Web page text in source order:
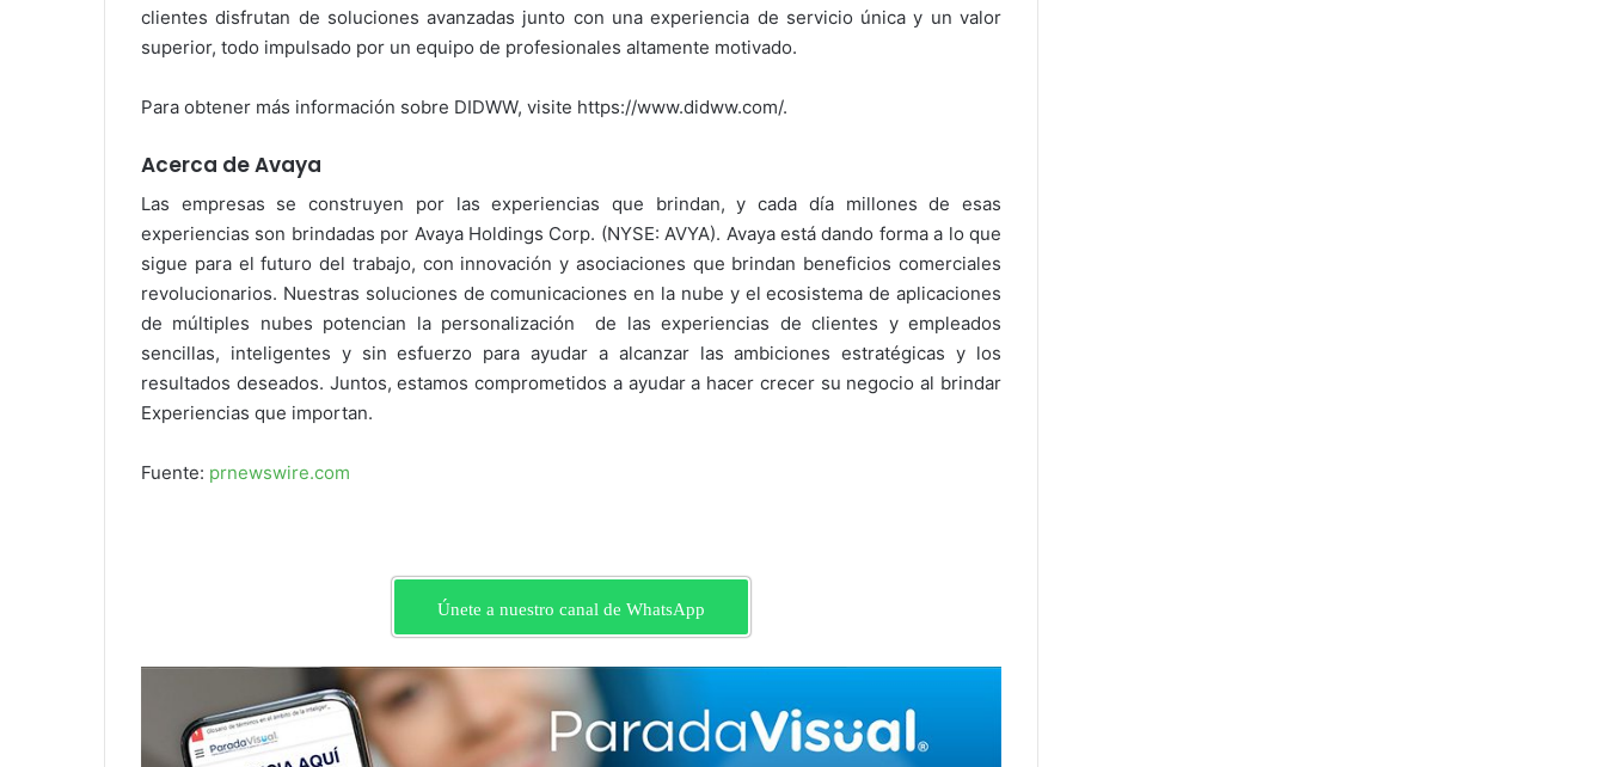
clientes disfrutan de soluciones avanzadas junto con una experiencia de servicio única y un valor
superior, todo impulsado por un equipo de profesionales altamente motivado.
Para obtener más información sobre DIDWW, visite https://www.didww.com/.
Acerca de Avaya
Las empresas se construyen por las experiencias que brindan, y cada día millones de esas
experiencias son brindadas por Avaya Holdings Corp. (NYSE: AVYA). Avaya está dando forma a lo que
sigue para el futuro del trabajo, con innovación y asociaciones que brindan beneficios comerciales
revolucionarios. Nuestras soluciones de comunicaciones en la nube y el ecosistema de aplicaciones
de múltiples nubes potencian la personalización de las experiencias de clientes y empleados
sencillas, inteligentes y sin esfuerzo para ayudar a alcanzar las ambiciones estratégicas y los
resultados deseados. Juntos, estamos comprometidos a ayudar a hacer crecer su negocio al brindar
Experiencias que importan.
Fuente: prnewswire.com
Únete a nuestro canal de WhatsApp